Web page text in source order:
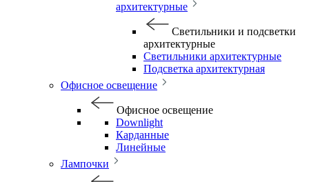
архитектурные
Светильники и подсветки
архитектурные
Светильники архитектурные
Подсветка архитектурная
Офисное освещение
Офисное освещение
Downlight
Карданные
Линейные
Лампочки